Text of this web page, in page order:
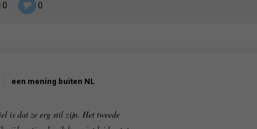
0 0
een mening buiten NL
is dat ze erg stil zijn. Het tweede